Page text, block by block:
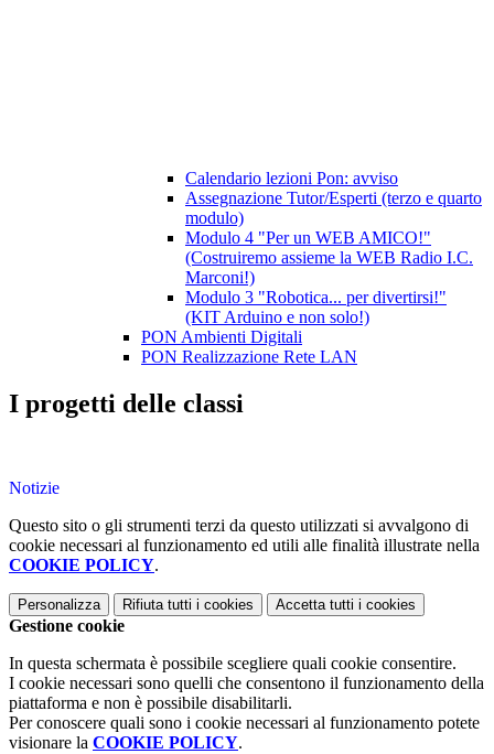
Calendario lezioni Pon: avviso
Assegnazione Tutor/Esperti (terzo e quarto
modulo)
Modulo 4 "Per un WEB AMICO!"
(Costruiremo assieme la WEB Radio I.C.
Marconi!)
Modulo 3 "Robotica... per divertirsi!"
(KIT Arduino e non solo!)
PON Ambienti Digitali
PON Realizzazione Rete LAN
I progetti delle classi
Notizie
Questo sito o gli strumenti terzi da questo utilizzati si avvalgono di
cookie necessari al funzionamento ed utili alle finalità illustrate nella
COOKIE POLICY.
Personalizza Rifiuta tutti i cookies Accetta tutti i cookies
Gestione cookie
In questa schermata è possibile scegliere quali cookie consentire.
I cookie necessari sono quelli che consentono il funzionamento della
piattaforma e non è possibile disabilitarli.
Per conoscere quali sono i cookie necessari al funzionamento potete
visionare la COOKIE POLICY.